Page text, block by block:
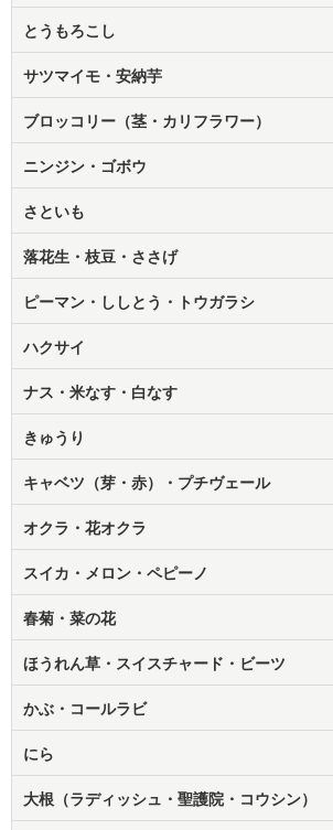
とうもろこし
サツマイモ・安納芋
ブロッコリー（茎・カリフラワー）
ニンジン・ゴボウ
さといも
落花生・枝豆・ささげ
ピーマン・ししとう・トウガラシ
ハクサイ
ナス・米なす・白なす
きゅうり
キャベツ（芽・赤）・プチヴェール
オクラ・花オクラ
スイカ・メロン・ペピーノ
春菊・菜の花
ほうれん草・スイスチャード・ビーツ
かぶ・コールラビ
にら
大根（ラディッシュ・聖護院・コウシン）